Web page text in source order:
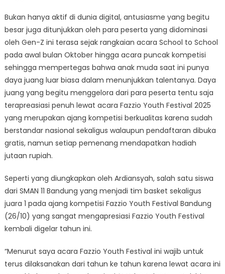
Bukan hanya aktif di dunia digital, antusiasme yang begitu
besar juga ditunjukkan oleh para peserta yang didominasi
oleh Gen-Z ini terasa sejak rangkaian acara School to School
pada awal bulan Oktober hingga acara puncak kompetisi
sehingga mempertegas bahwa anak muda saat ini punya
daya juang luar biasa dalam menunjukkan talentanya. Daya
juang yang begitu menggelora dari para peserta tentu saja
terapreasiasi penuh lewat acara Fazzio Youth Festival 2025
yang merupakan ajang kompetisi berkualitas karena sudah
berstandar nasional sekaligus walaupun pendaftaran dibuka
gratis, namun setiap pemenang mendapatkan hadiah
jutaan rupiah.
Seperti yang diungkapkan oleh Ardiansyah, salah satu siswa
dari SMAN 11 Bandung yang menjadi tim basket sekaligus
juara 1 pada ajang kompetisi Fazzio Youth Festival Bandung
(26/10) yang sangat mengapresiasi Fazzio Youth Festival
kembali digelar tahun ini.
“Menurut saya acara Fazzio Youth Festival ini wajib untuk
terus dilaksanakan dari tahun ke tahun karena lewat acara ini